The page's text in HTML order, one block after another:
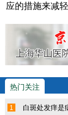
应的措施来减
热门关注
1 白斑处发痒是